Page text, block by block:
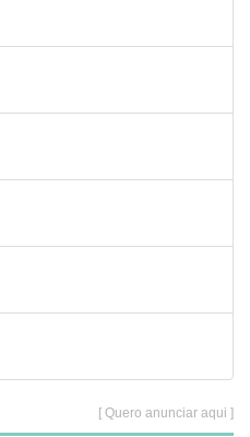
[ Quero anunciar aqui ]